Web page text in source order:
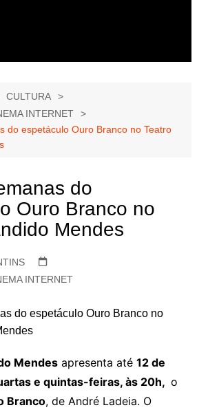
CULTURA
INTERNET
do espetáculo Ouro Branco no Teatro
do
Ouro Branco no
Mendes
INTERNET
Mendesapresenta até 12 de
e quintas-feiras, às 20h, o
Branco, de André Ladeia. O